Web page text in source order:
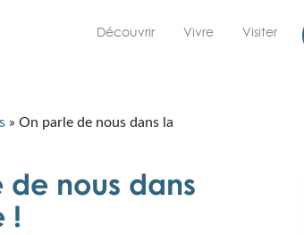
Découvrir Vivre Visiter
» On parle de nous dans la
de nous dans
!